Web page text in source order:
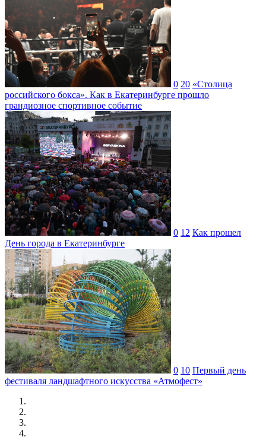
0 20 «Столица
российского бокса». Как в Екатеринбурге прошло
грандиозное спортивное событие
0 12 Как прошел
День города в Екатеринбурге
0 10 Первый день
фестиваля ландшафтного искусства «Атмофест»